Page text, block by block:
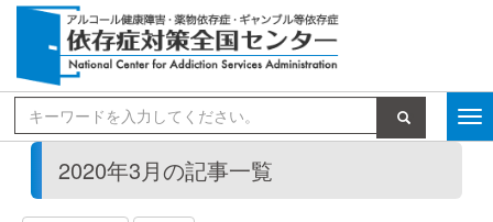
検索
2020年3月の記事一覧